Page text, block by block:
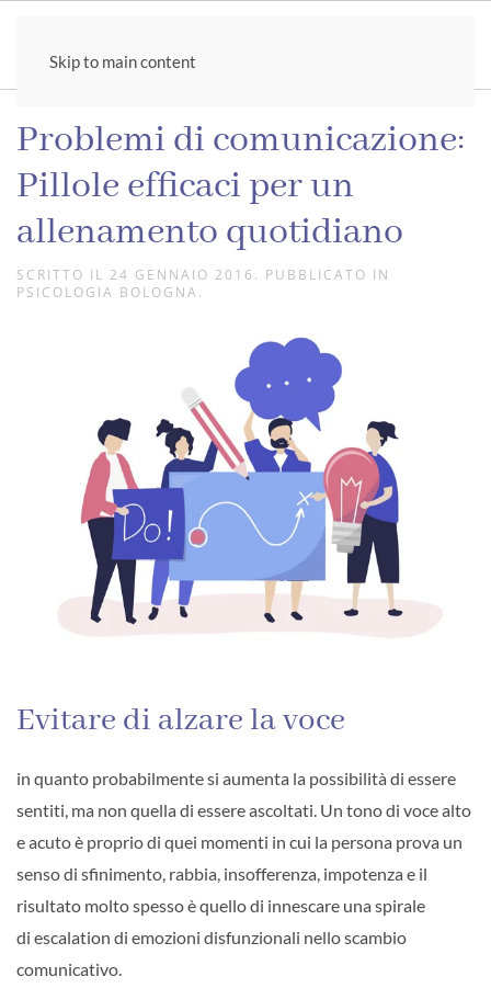
Skip to main content
Problemi di comunicazione:
Pillole efficaci per un
allenamento quotidiano
SCRITTO IL 24 GENNAIO 2016 . PUBBLICATO IN
PSICOLOGIA BOLOGNA.
Evitare di alzare la voce
in quanto probabilmente si aumenta la possibilità di essere
sentiti, ma non quella di essere ascoltati. Un tono di voce alto
e acuto è proprio di quei momenti in cui la persona prova un
senso di sfinimento, rabbia, insofferenza, impotenza e il
risultato molto spesso è quello di innescare una spirale
di escalation di emozioni disfunzionali nello scambio
comunicativo.